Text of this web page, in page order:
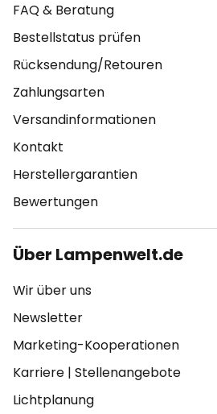
FAQ & Beratung
Bestellstatus prüfen
Rücksendung/Retouren
Zahlungsarten
Versandinformationen
Kontakt
Herstellergarantien
Bewertungen
Über Lampenwelt.de
Wir über uns
Newsletter
Marketing-Kooperationen
Karriere | Stellenangebote
Lichtplanung